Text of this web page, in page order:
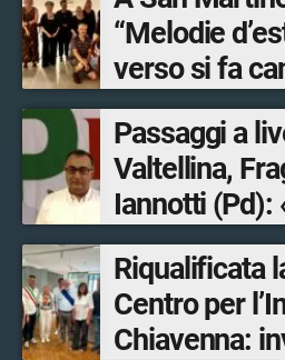
“Melodie
verso si fa
Passaggi a
Valtellina,
Iannotti (Pd):
Olimpiadi
opere
ultimato
Riqualificata
Centro per
Chiavenna: